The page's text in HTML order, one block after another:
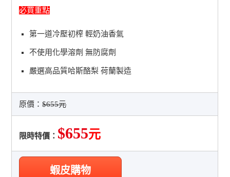
必買重點
第一道冷壓初榨 輕奶油香氣
不使用化學溶劑 無防腐劑
嚴選高品質哈斯酪梨 荷蘭製造
原價：$655元
限時特價： $655元
蝦皮購物